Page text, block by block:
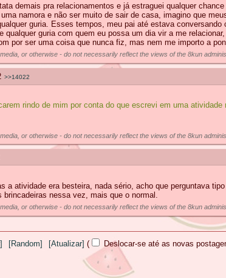
demais pra relacionamentos e já estraguei qualquer
namora e não ser muito de sair de casa, imagino que
guria. Esses tempos, meu pai até estava
guria com quem eu possa um dia vir a me
por ser uma coisa que nunca fiz, mas nem me importo a
or otherwise - do not necessarily reflect the views of the 8kun
>>14022
rindo de mim por conta do que escrevi em uma atividade
or otherwise - do not necessarily reflect the views of the 8kun
a atividade era besteira, nada sério, acho que perguntava
nessa vez, mais que o normal.
or otherwise - do not necessarily reflect the views of the 8kun
[Random] [Atualizar] ( Deslocar-se até as novas